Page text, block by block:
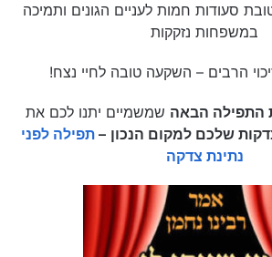
סעודות חמות לעניים הגונים ותמיכה
במשפחות נזקקות
הרבים – השקעה טובה לחיי נצח!
התפילה הבאה שמשמיים יתנו לכם את
שלכם למקום הנכון –תפילה לפני
נתינת צדקה